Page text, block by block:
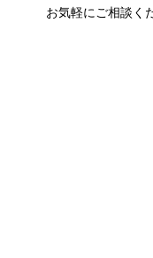
お気軽にご相談く